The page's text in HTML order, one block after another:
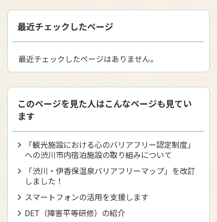
最近チェックしたページ
最近チェックしたページはありません。
このページを見た人はこんなページも見てい
ます
「観光施設における心のバリアフリー認定制度」
への渋川市内宿泊施設の取り組みについて
「渋川・伊香保温泉バリアフリーマップ」を改訂
しました！
スマートフォンの活用を支援します
DET（障害平等研修）の紹介